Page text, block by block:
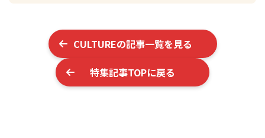
CULTUREの記事一覧を見る
特集記事TOPに戻る